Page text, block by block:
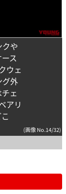
クや
ス
ウェ
グ外
ェ
アリ
(画像 No.14/32)